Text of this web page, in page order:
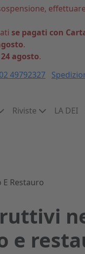
se pagati con
.
agosto.
02 49792327
Riviste LA DEI
Restauro
e